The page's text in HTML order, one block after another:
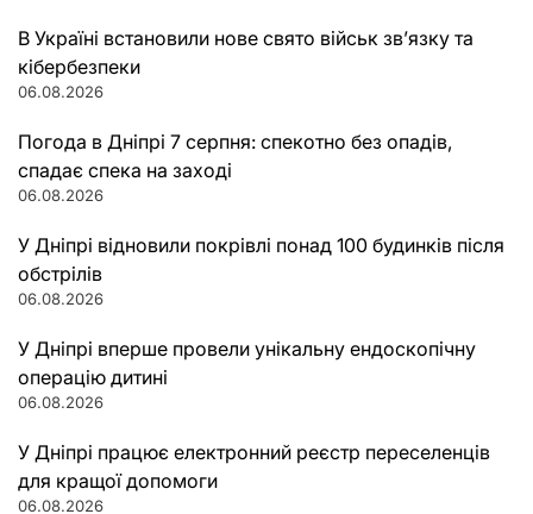
В Україні встановили нове свято військ зв’язку та
кібербезпеки
06.08.2026
Погода в Дніпрі 7 серпня: спекотно без опадів,
спадає спека на заході
06.08.2026
У Дніпрі відновили покрівлі понад 100 будинків після
обстрілів
06.08.2026
У Дніпрі вперше провели унікальну ендоскопічну
операцію дитині
06.08.2026
У Дніпрі працює електронний реєстр переселенців
для кращої допомоги
06.08.2026